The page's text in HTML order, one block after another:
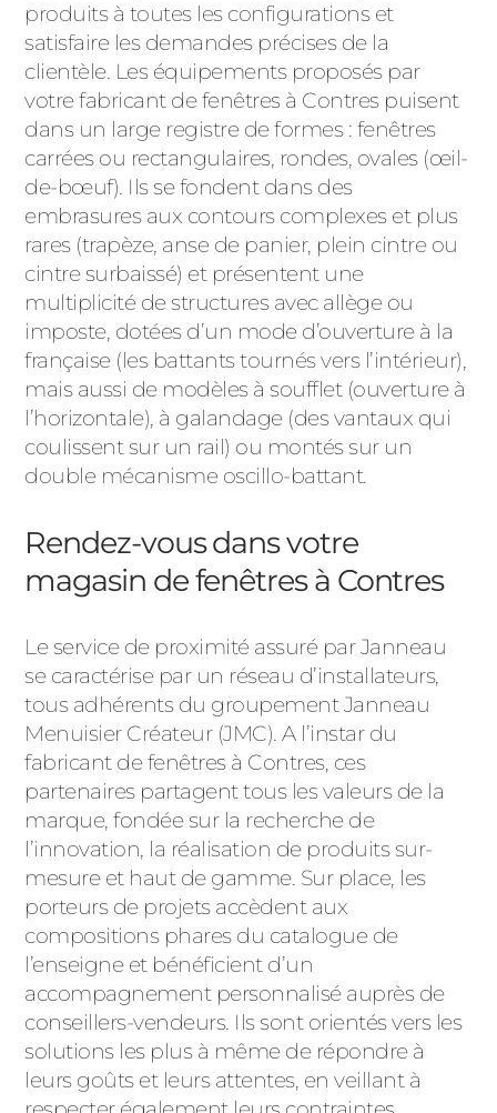
produits à toutes les configurations et
satisfaire les demandes précises de la
clientèle. Les équipements proposés par
votre fabricant de fenêtres à Contres puisent
dans un large registre de formes : fenêtres
carrées ou rectangulaires, rondes, ovales (œil-
de-bœuf). Ils se fondent dans des
embrasures aux contours complexes et plus
rares (trapèze, anse de panier, plein cintre ou
cintre surbaissé) et présentent une
multiplicité de structures avec allège ou
imposte, dotées d’un mode d’ouverture à la
française (les battants tournés vers l’intérieur),
mais aussi de modèles à soufflet (ouverture à
l’horizontale), à galandage (des vantaux qui
coulissent sur un rail) ou montés sur un
double mécanisme oscillo-battant.
Rendez-vous dans votre
magasin de fenêtres à Contres
Le service de proximité assuré par Janneau
se caractérise par un réseau d’installateurs,
tous adhérents du groupement Janneau
Menuisier Créateur (JMC). A l’instar du
fabricant de fenêtres à Contres, ces
partenaires partagent tous les valeurs de la
marque, fondée sur la recherche de
l’innovation, la réalisation de produits sur-
mesure et haut de gamme. Sur place, les
porteurs de projets accèdent aux
compositions phares du catalogue de
l’enseigne et bénéficient d’un
accompagnement personnalisé auprès de
conseillers-vendeurs. Ils sont orientés vers les
solutions les plus à même de répondre à
leurs goûts et leurs attentes, en veillant à